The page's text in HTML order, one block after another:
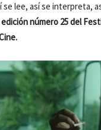
se lee, así se interpreta,
número 25 del